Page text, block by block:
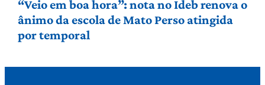
“Veio em boa hora”: nota no Ideb renova o
ânimo da escola de Mato Perso atingida
por temporal